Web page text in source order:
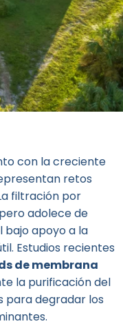
con la creciente
retos
filtración por
adolece de
bajo apoyo a la
Estudios recientes
de membrana
la purificación del
para degradar los